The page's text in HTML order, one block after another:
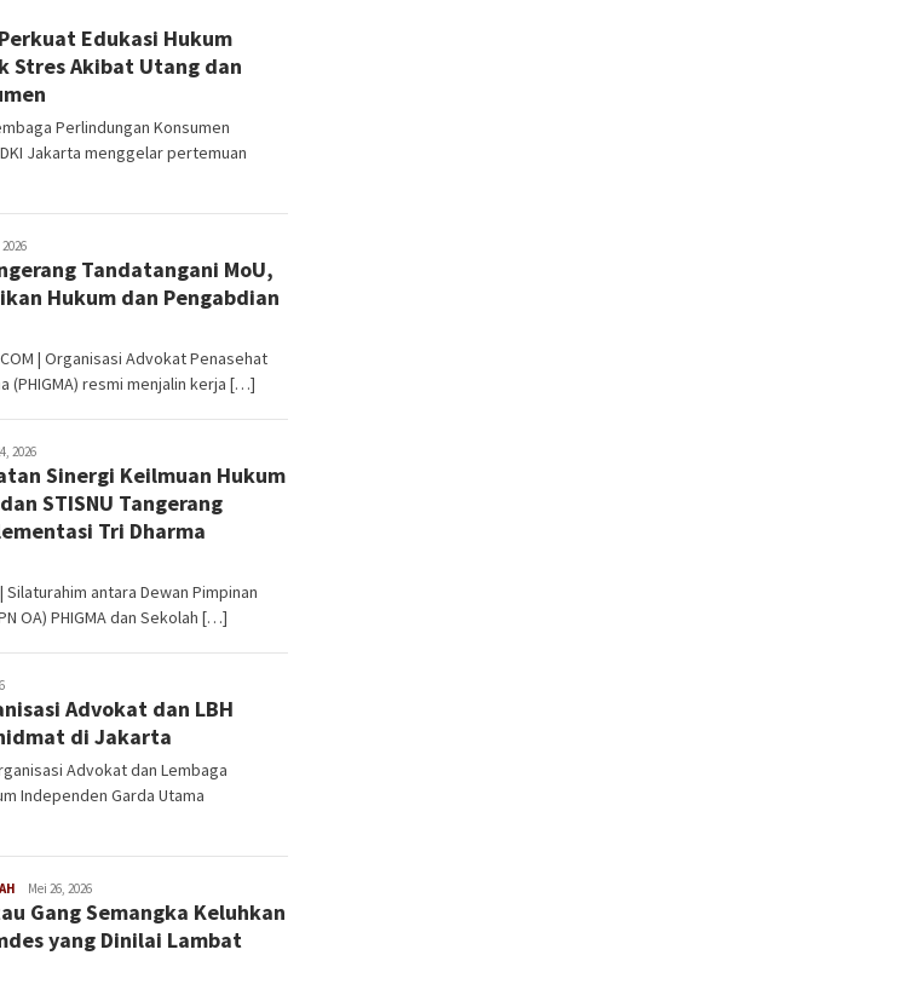
Edukasi Hukum
Stres Akibat Utang dan
Perlindungan Konsumen
Jakarta menggelar pertemuan
Tandatangani MoU,
Hukum dan Pengabdian
| Organisasi Advokat Penasehat
(PHIGMA) resmi menjalin kerja […]
2026
Sinergi Keilmuan Hukum
STISNU Tangerang
Tri Dharma
Silaturahim antara Dewan Pimpinan
OA) PHIGMA dan Sekolah […]
Advokat dan LBH
di Jakarta
Advokat dan Lembaga
Independen Garda Utama
Redaksi
Mei 26, 2026
Gang Semangka Keluhkan
yang Dinilai Lambat